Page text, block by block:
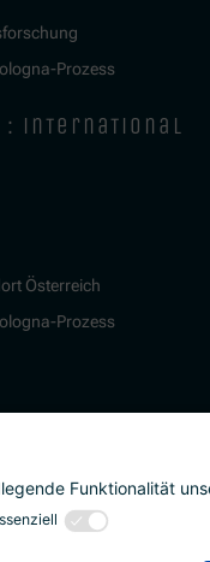
Prozess
: international
Österreich
Prozess